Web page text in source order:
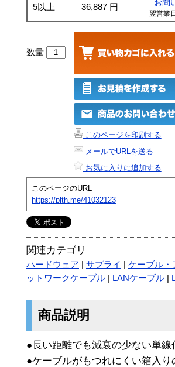
5以上 36,887 円 お問
翌営業
数量
このページを印刷する
メールでURLを送る
お気に入りに追加する
このページのURL
https://plth.me/41032123
関連カテゴリ
ハードウェア サプライ
ケーブル・
ットワークケーブル
LANケーブル
商品説明
●長い距離でも減衰の少ない単
●ケーブルがもつれにくい箱入